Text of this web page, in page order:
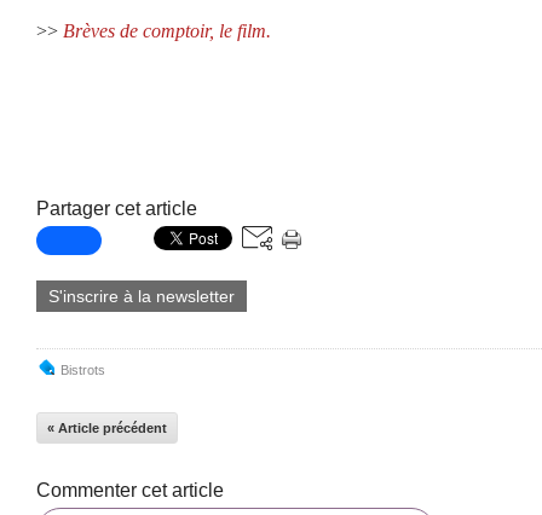
>> Brèves de comptoir, le film.
Partager cet article
S'inscrire à la newsletter
Bistrots
« Article précédent
Commenter cet article